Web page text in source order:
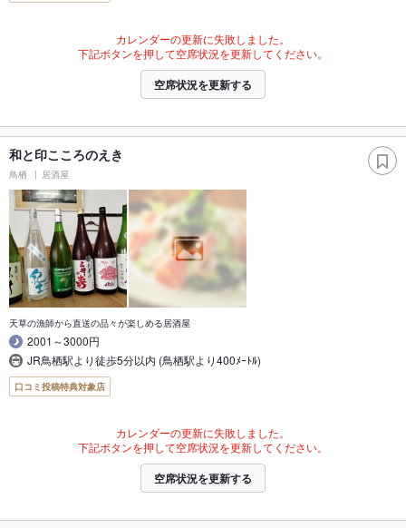
カレンダーの更新に失敗しました。
下記ボタンを押して空席状況を更新してください。
空席状況を更新する
和と印こころのえき
鳥栖 居酒屋
天草の漁師から直送の品々が楽しめる居酒屋
2001～3000円
JR鳥栖駅より徒歩5分以内 (鳥栖駅より400ﾒｰﾄﾙ)
口コミ投稿特典対象店
カレンダーの更新に失敗しました。
下記ボタンを押して空席状況を更新してください。
空席状況を更新する